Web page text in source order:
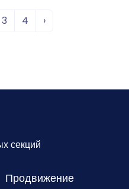
3 4 ›
секций
Продвижение